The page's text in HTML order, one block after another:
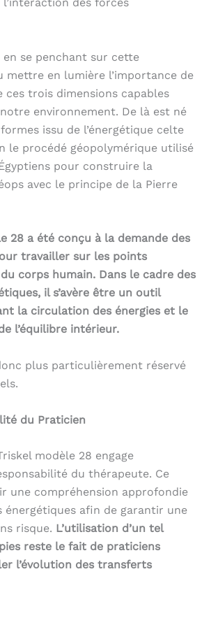
en se penchant sur cette
mettre en lumière l’importance de
ces trois dimensions capables
environnement. De là est né
issu de l’énergétique celte
le procédé géopolymérique utilisé
pour construire la
avec le principe de la Pierre
28 a été conçu à la demande des
travailler sur les points
corps humain. Dans le cadre des
il s’avère être un outil
la circulation des énergies et le
l’équilibre intérieur.
plus particulièrement réservé
du Praticien
modèle 28 engage
du thérapeute. Ce
une compréhension approfondie
énergétiques afin de garantir une
risque. L’utilisation d’un tel
reste le fait de praticiens
l’évolution des transferts